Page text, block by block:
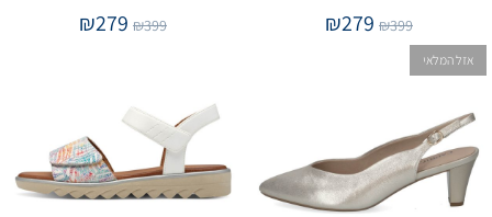
₪399
₪279
₪399
₪279
אזל המלאי